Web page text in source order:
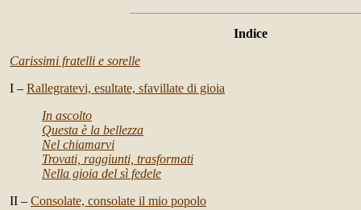
Indice
Carissimi fratelli e sorelle
I – Rallegratevi, esultate, sfavillate di gioia
In ascolto
Questa è la bellezza
Nel chiamarvi
Trovati, raggiunti, trasformati
Nella gioia del sì fedele
II – Consolate, consolate il mio popolo